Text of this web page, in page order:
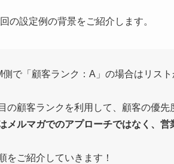
の設定例の背景をご紹介します。
側で「顧客ランク：A」の場合はリス
の顧客ランクを利用して、顧客の優
メルマガでのアプローチではなく、営
をご紹介していきます！